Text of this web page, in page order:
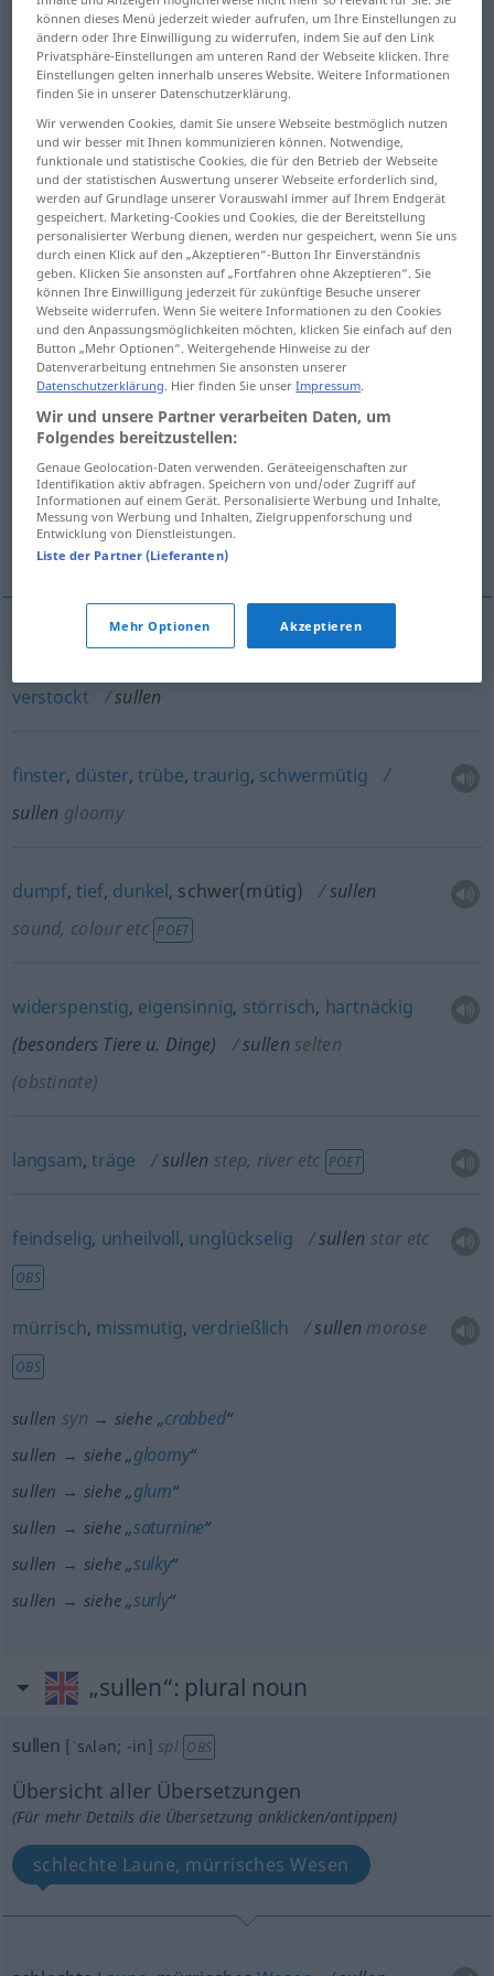
Übersicht aller Übersetzungen
(Für mehr Details die Übersetzung anklicken/antippen)
mürrisch, grämlich, verdrießlich,
unfreundlich, verstockt
finster, düster, trübe, traurig, schwermütig
dumpf, tief, dunkel, schwermütig
widerspenstig, eigensinnig, störrisch,
hartnäckig
feindselig, unheilvoll, unglückselig, mürrisch,
missmutig
verdrießlich
verstockt
sullen
finster, düster,trübe, traurig, schwermütig
sullen gloomy
dumpf,tief, dunkel, schwer(mütig)
sullen
sound, colouretc POET
widerspenstig, eigensinnig, störrisch, hartnäckig
(besonders Tiere u. Dinge) sullen selten
(obstinate)
langsam,träge sullen step, riveretc POET
feindselig, unheilvoll, unglückselig sullen staretc
OBS
mürrisch, missmutig, verdrießlich sullen morose
OBS
sullen syn → siehe „crabbed“
sullen → siehe „gloomy“
sullen → siehe „glum“
sullen → siehe „saturnine“
sullen → siehe „sulky“
sullen → siehe „surly“
„sullen“: plural noun
sullen [ˈsʌlən; -in] spl OBS
Übersicht aller Übersetzungen
(Für mehr Details die Übersetzung anklicken/antippen)
schlechte Laune, mürrisches Wesen
können dieses Menü jederzeit wieder aufrufen, um Ihre Einstellungen zu
ändern oder Ihre Einwilligung zu widerrufen, indem Sie auf den Link
Privatsphäre-Einstellungen am unteren Rand der Webseite klicken. Ihre
Einstellungen gelten innerhalb unseres Website. Weitere Informationen
finden Sie in unserer Datenschutzerklärung.
Wir verwenden Cookies, damit Sie unsere Webseite bestmöglich nutzen
und wir besser mit Ihnen kommunizieren können. Notwendige,
funktionale und statistische Cookies, die für den Betrieb der Webseite
und der statistischen Auswertung unserer Webseite erforderlich sind,
werden auf Grundlage unserer Vorauswahl immer auf Ihrem Endgerät
gespeichert. Marketing-Cookies und Cookies, die der Bereitstellung
personalisierter Werbung dienen, werden nur gespeichert, wenn Sie uns
durch einen Klick auf den „Akzeptieren“-Button Ihr Einverständnis
geben. Klicken Sie ansonsten auf „Fortfahren ohne Akzeptieren“. Sie
können Ihre Einwilligung jederzeit für zukünftige Besuche unserer
Webseite widerrufen. Wenn Sie weitere Informationen zu den Cookies
und den Anpassungsmöglichkeiten möchten, klicken Sie einfach auf den
Button „Mehr Optionen“. Weitergehende Hinweise zu der
Datenverarbeitung entnehmen Sie ansonsten unserer
Datenschutzerklärung. Hier finden Sie unserImpressum.
Wir und unsere Partner verarbeiten Daten, um
Folgendes bereitzustellen:
Genaue Geolocation-Daten verwenden. Geräteeigenschaften zur
Identifikation aktiv abfragen. Speichern von und/oder Zugriff auf
Informationen auf einem Gerät. Personalisierte Werbung und Inhalte,
Messung von Werbung und Inhalten, Zielgruppenforschung und
Entwicklung von Dienstleistungen.
Liste der Partner (Lieferanten)
Mehr Optionen Akzeptieren